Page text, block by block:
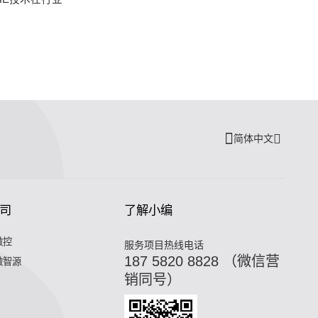
简体中文
控
智源
了解小编
服务项目热线电话
187 5820 8828 （微信营
销同号）